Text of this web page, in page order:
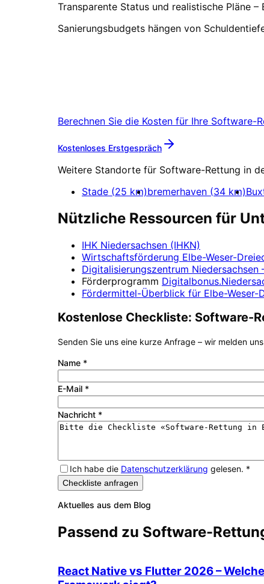
Transparente Status und realistische Pläne
Sanierungsbudgets hängen von
Berechnen Sie die Kosten für Ihre Software-
Kostenloses Erstgespräch
Weitere Standorte für Software-Rettung in
Stade (25 km)bremerhaven (34 km)
Nützliche Ressourcen für
IHK Niedersachsen (IHKN)
Wirtschaftsförderung Elbe-Weser-
Digitalisierungszentrum Niedersachsen
Förderprogramm
Fördermittel-Überblick für Elbe-Weser-
Kostenlose Checkliste: Software-
Senden Sie uns eine kurze Anfrage – wir melden
Name *
E-Mail *
Nachricht *
Ich habe die Datenschutzerklärung gelesen. *
Checkliste anfragen
Aktuelles aus dem Blog
Passend zu Software-
React Native vs Flutter 2026 –